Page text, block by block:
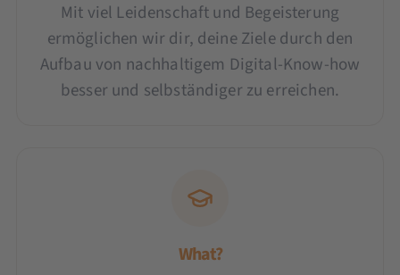
Mit viel Leidenschaft und Begeisterung
ermöglichen wir dir, deine Ziele durch den
Aufbau von nachhaltigem Digital-Know-how
besser und selbständiger zu erreichen.
What?